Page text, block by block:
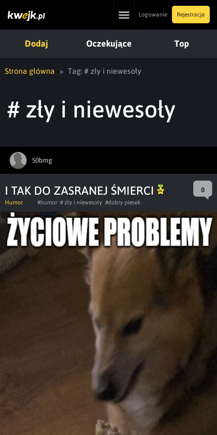
ToggleLogowanie Rejestracja
Dodaj Oczekujące Top
Strona główna Tag: # zły i niewesoły
# zły i niewesoły
50bmg
I TAK DO ZASRANEJ ŚMIERCI 0
Humor #humor # zły i niewesoły #dobry piesek